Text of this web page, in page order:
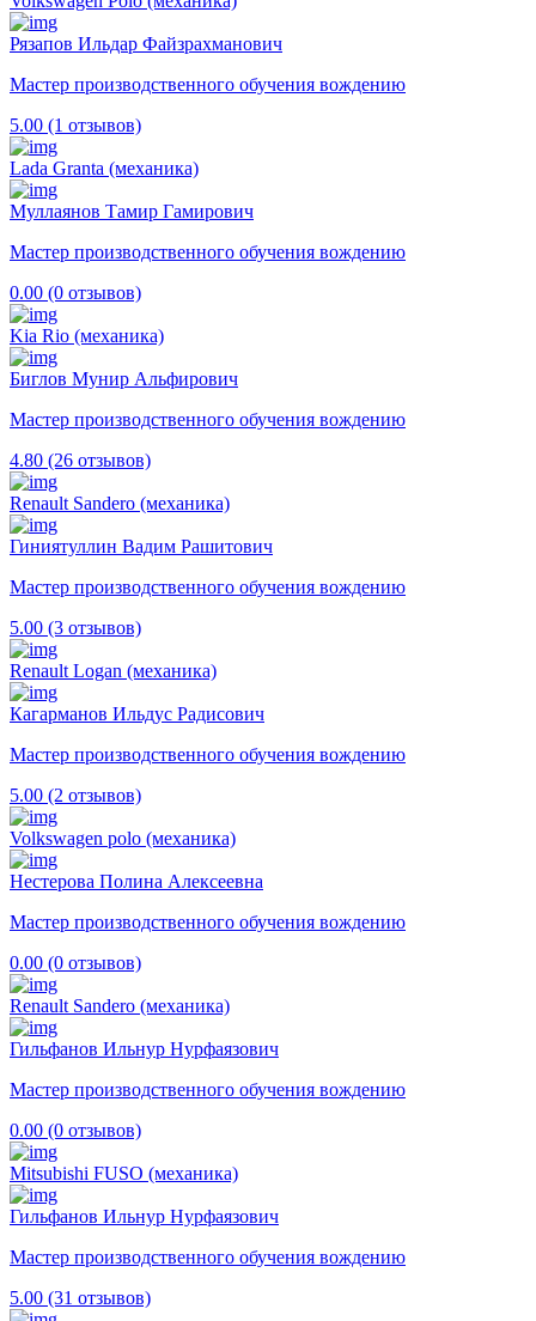
Рязапов Ильдар Файзрахманович
Мастер производственного обучения вождению
5.00 (1 отзывов)
Lada Granta (механика)
Муллаянов Тамир Гамирович
Мастер производственного обучения вождению
0.00 (0 отзывов)
Kia Rio (механика)
Биглов Мунир Альфирович
Мастер производственного обучения вождению
4.80 (26 отзывов)
Renault Sandero (механика)
Гиниятуллин Вадим Рашитович
Мастер производственного обучения вождению
5.00 (3 отзывов)
Renault Logan (механика)
Кагарманов Ильдус Радисович
Мастер производственного обучения вождению
5.00 (2 отзывов)
Volkswagen polo (механика)
Нестерова Полина Алексеевна
Мастер производственного обучения вождению
0.00 (0 отзывов)
Renault Sandero (механика)
Гильфанов Ильнур Нурфаязович
Мастер производственного обучения вождению
0.00 (0 отзывов)
Mitsubishi FUSO (механика)
Гильфанов Ильнур Нурфаязович
Мастер производственного обучения вождению
5.00 (31 отзывов)